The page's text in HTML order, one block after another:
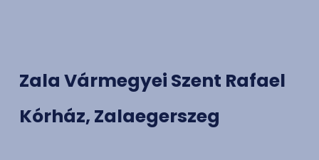
Zala Vármegyei Szent Rafael
Kórház, Zalaegerszeg